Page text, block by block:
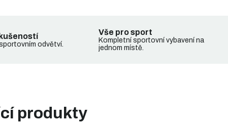
odvětví.
Vše pro sport
Kompletní sportovní vybavení na
jednom místě.
produkty